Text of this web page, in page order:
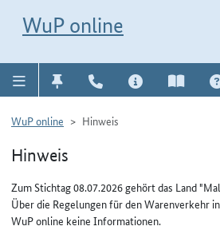
WuP online
WuP online Hinweis
Hinweis
Zum Stichtag 08.07.2026 gehört das Land
Über die Regelungen für den Warenverkehr
WuP online keine Informationen.